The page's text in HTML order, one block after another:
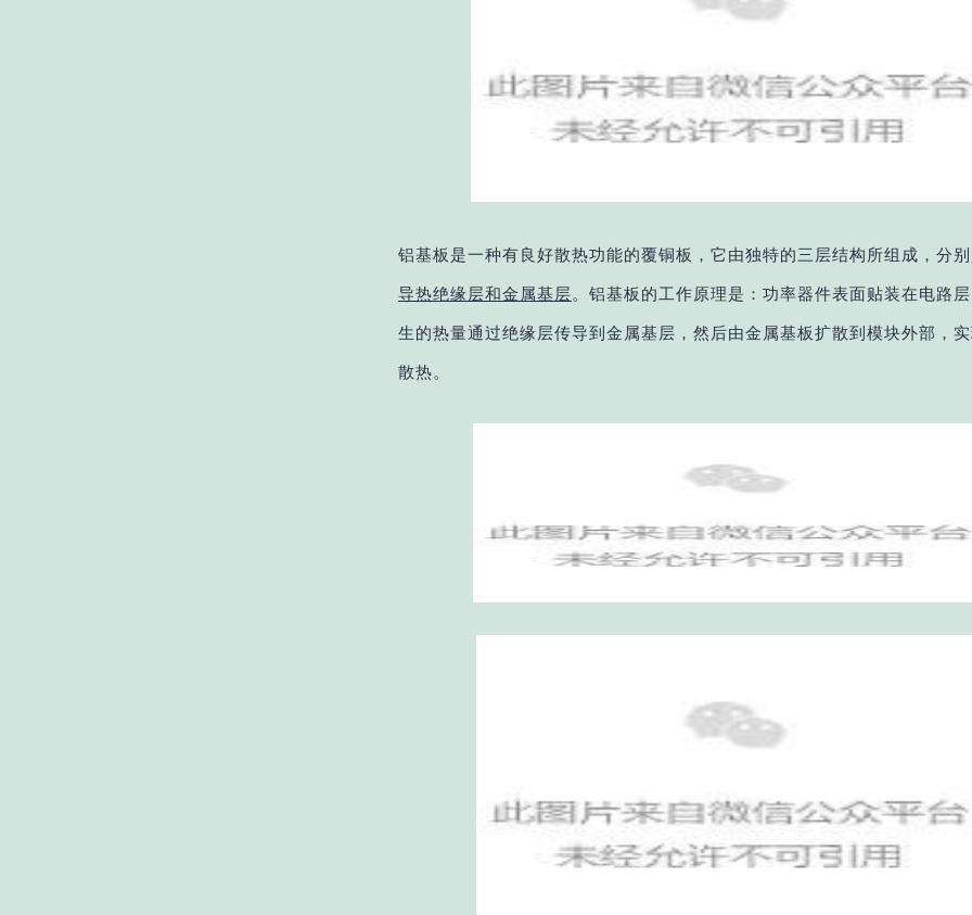
铝基板是一种有良好散热功能的覆铜板，它由独特的三层结构所组成，分别
导热绝缘层和金属基层。铝基板的工作原理是：功率器件表面贴装在电路
生的热量通过绝缘层传导到金属基层，然后由金属基板扩散到模块外部，
散热。